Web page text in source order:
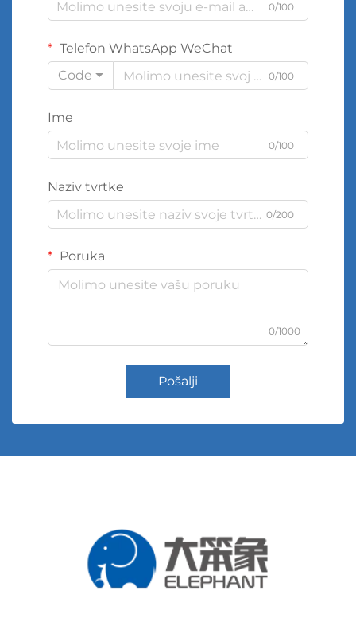
0/100
Telefon WhatsApp WeChat
Code
0/100
Ime
0/100
Naziv tvrtke
0/200
Poruka
0/1000
Pošalji